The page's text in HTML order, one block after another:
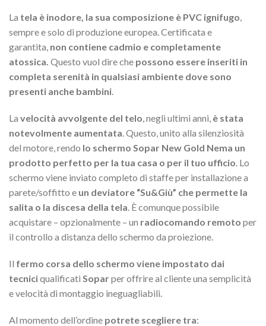
La tela è inodore, la sua composizione è PVC ignifugo,
sempre e solo di produzione europea. Certificata e
garantita, non contiene cadmio e completamente
atossica. Questo vuol dire che possono essere inseriti in
completa serenità in qualsiasi ambiente dove sono
presenti anche bambini.
La velocità avvolgente del telo, negli ultimi anni, è stata
notevolmente aumentata. Questo, unito alla silenziosità
del motore, rendo lo schermo Sopar New Gold Nema un
prodotto perfetto per la tua casa o per il tuo ufficio. Lo
schermo viene inviato completo di staffe per installazione a
parete/soffitto e un deviatore “Su&Giù” che permette la
salita o la discesa della tela. È comunque possibile
acquistare – opzionalmente – un radiocomando remoto per
il controllo a distanza dello schermo da proiezione.
Il fermo corsa dello schermo viene impostato dai
tecniciqualificati Soparper offrire al cliente una semplicità
e velocità di montaggio ineguagliabili.
Al momento dell’ordine potrete scegliere tra: